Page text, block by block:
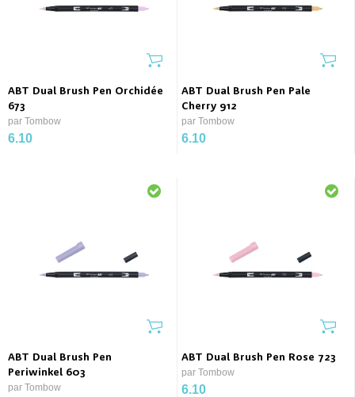
ABT Dual Brush Pen Orchidée
673
par Tombow
6.10
ABT Dual Brush Pen Pale
Cherry 912
par Tombow
6.10
ABT Dual Brush Pen
Periwinkel 603
par Tombow
ABT Dual Brush Pen Rose 723
par Tombow
6.10